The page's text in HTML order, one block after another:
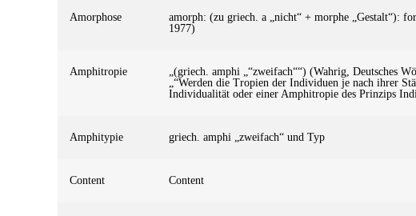
Amorphose
amorph: (zu griech. a „nicht“ + morphe „Gestalt“):
1977)
Amphitropie
„(griech. amphi „“zweifach““) (Wahrig, Deutsches
„“Werden die Tropien der Individuen je nach ihrer
Individualität oder einer Amphitropie des Prinzips
Amphitypie griech. amphi „zweifach“ und Typ
Content Content